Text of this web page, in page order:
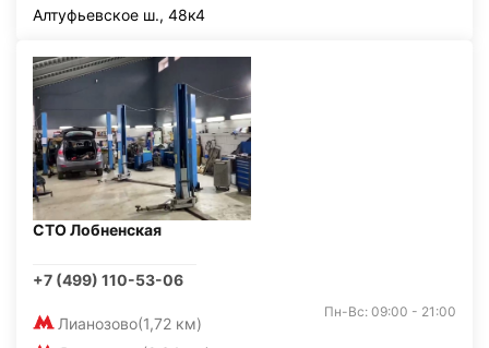
Алтуфьевское ш., 48к4
СТО Лобненская
+7 (499) 110-53-06
Лианозово(1,72 км)
Пн-Вс: 09:00 - 21:00